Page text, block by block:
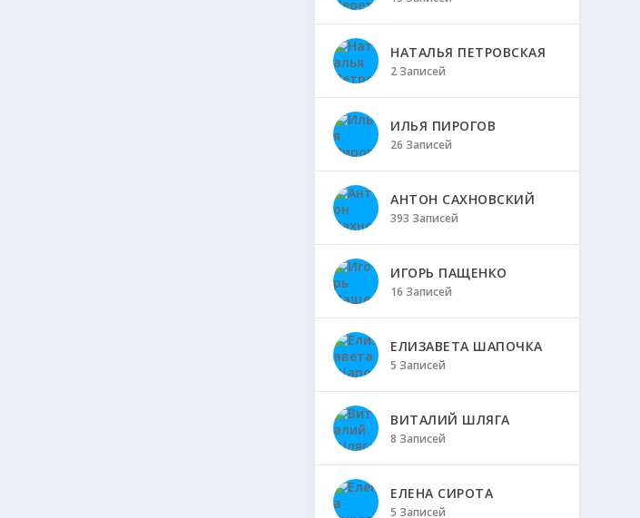
НАТАЛЬЯ ПЕТРОВСКАЯ
2 Записей
ИЛЬЯ ПИРОГОВ
26 Записей
АНТОН САХНОВСКИЙ
393 Записей
ИГОРЬ ПАЩЕНКО
16 Записей
ЕЛИЗАВЕТА ШАПОЧКА
5 Записей
ВИТАЛИЙ ШЛЯГА
8 Записей
ЕЛЕНА СИРОТА
5 Записей